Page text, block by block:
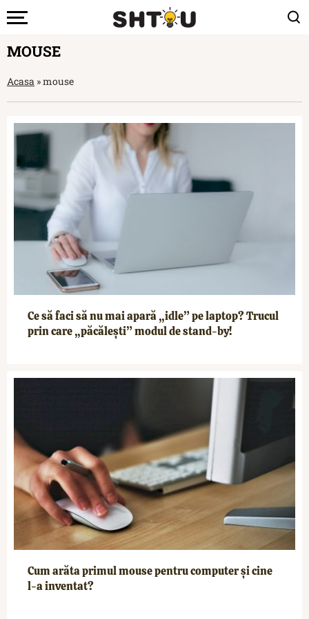
MOUSE
Acasa »mouse
Ce să faci să nu mai apară „idle” pe laptop? Trucul
prin care „păcălești” modul de stand-by!
Cum arăta primul mouse pentru computer și cine
l-a inventat?